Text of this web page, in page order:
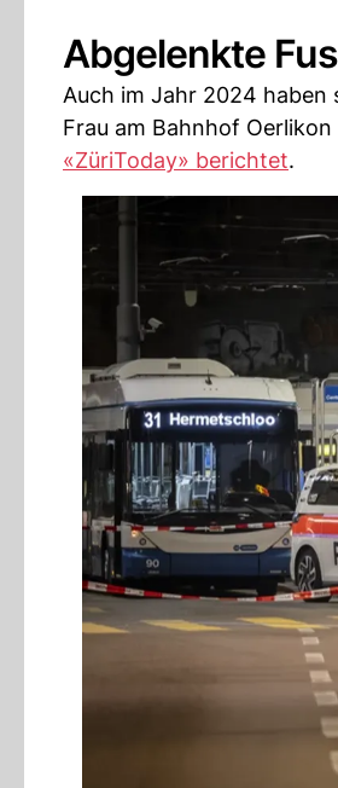
Abgelenkte
Auch im Jahr 2024 haben
Frau am Bahnhof
«ZüriToday» berichtet.